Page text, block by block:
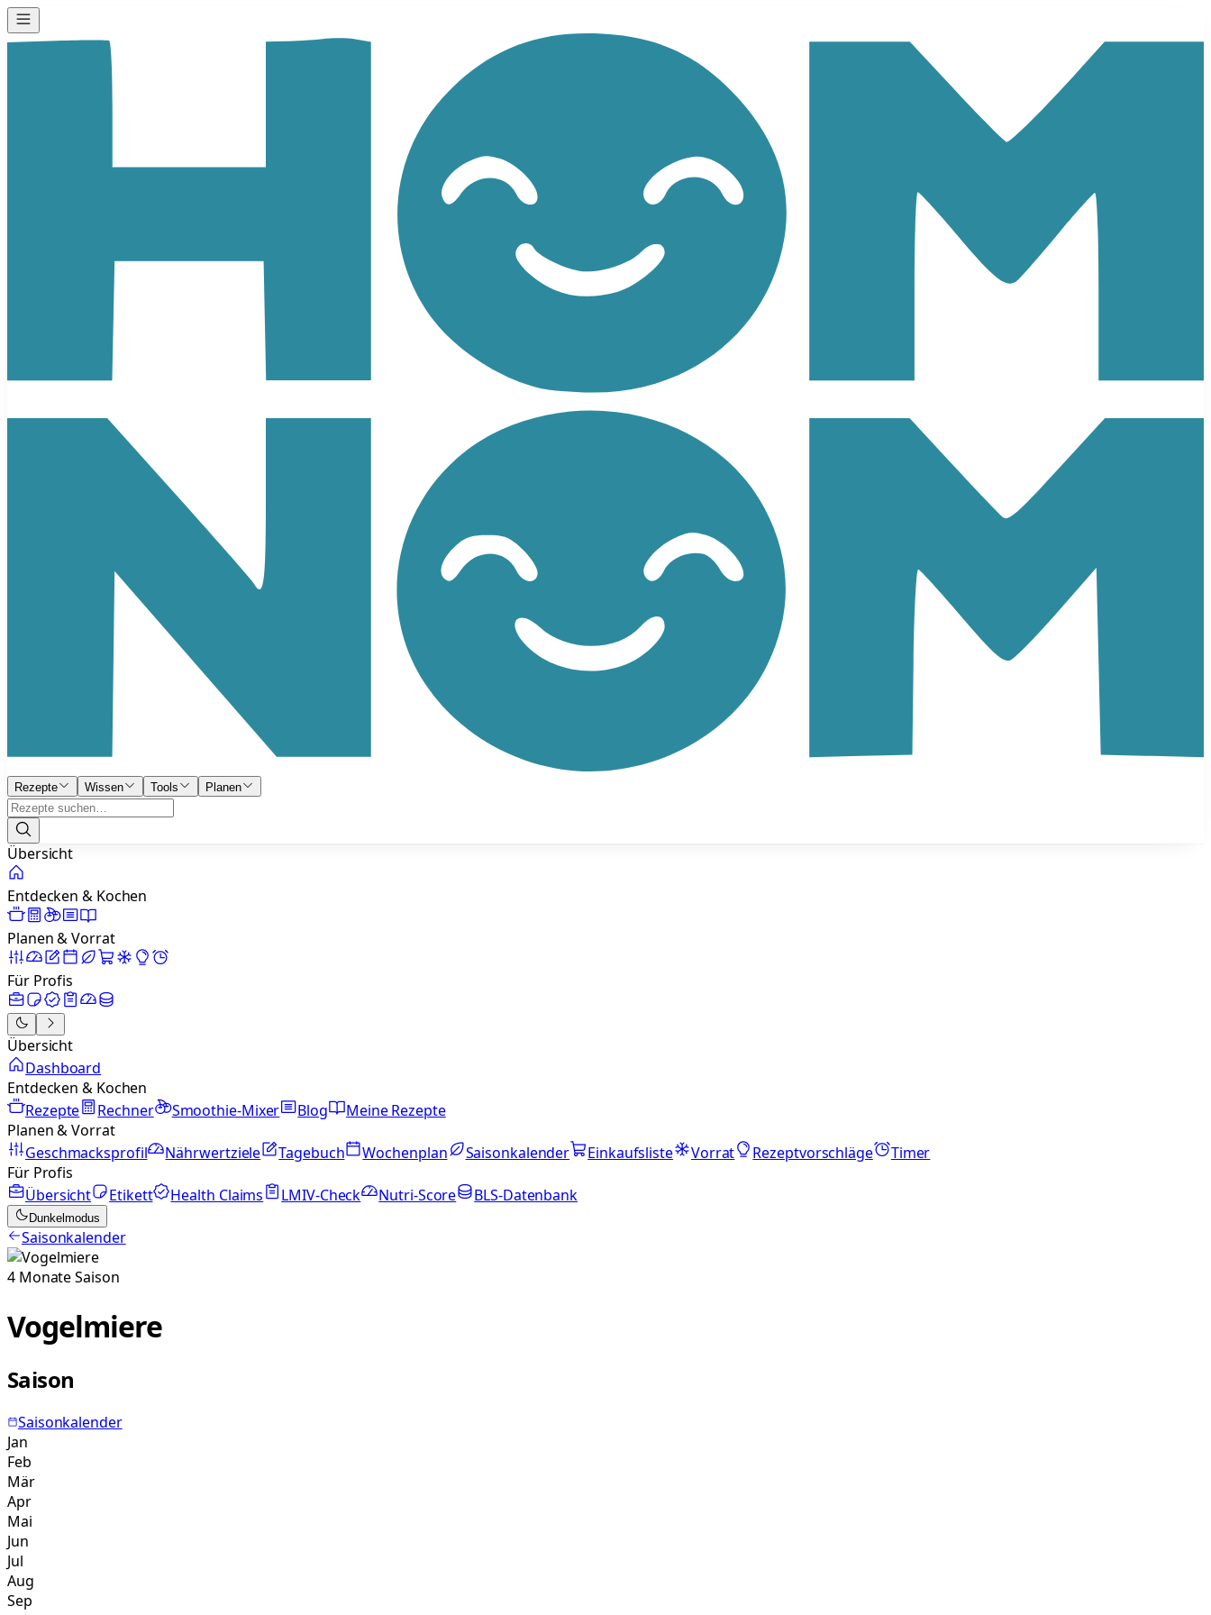
Rezepte Wissen Tools Planen
Übersicht
Entdecken & Kochen
Planen & Vorrat
Für Profis
Übersicht
Dashboard
Entdecken & Kochen
Rezepte
Rechner Smoothie-Mixer Blog
Meine Rezepte
Planen & Vorrat
Geschmacksprofil
Nährwertziele Tagebuch Wochenplan Saisonkalender Einkaufsliste Vorrat Rezeptvorschläge
Timer
Für Profis
Übersicht
Etikett Health Claims LMIV-Check Nutri-Score BLS-Datenbank
Dunkelmodus
Saisonkalender
4 MonateSaison
Vogelmiere
Saison
Saisonkalender
Jan
Feb
Mär
Apr
Mai
Jun
Jul
Aug
Sep